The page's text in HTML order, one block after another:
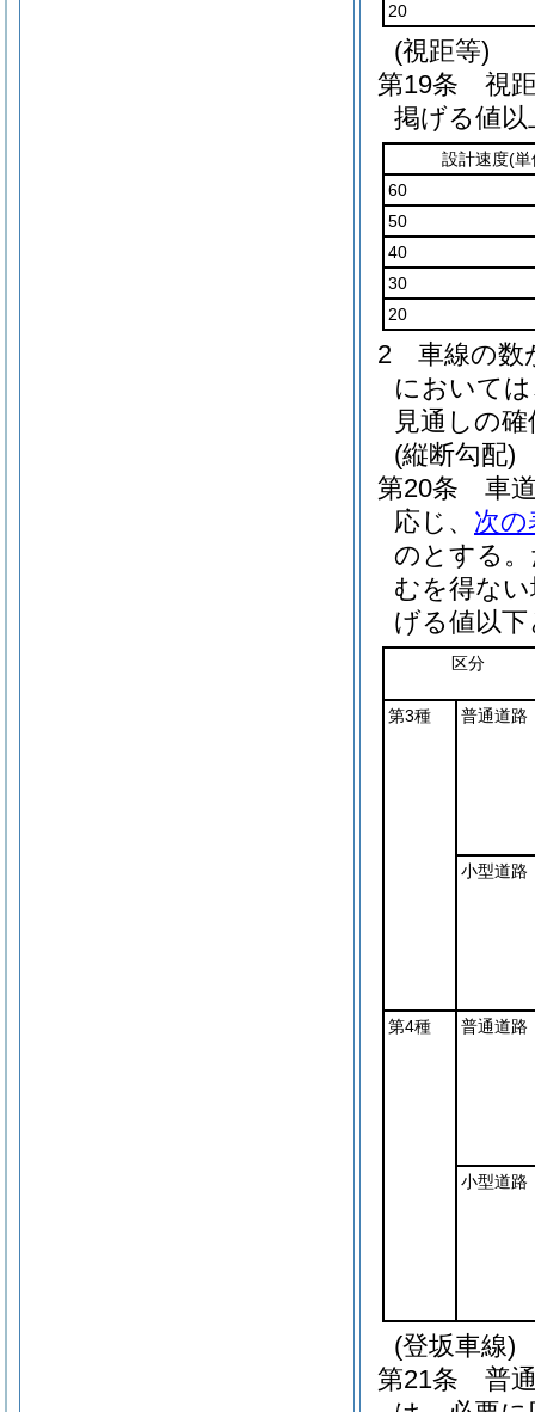
20
(視距等)
第19条
視
掲げる値
設計速度(単
60
50
40
30
20
2
車線の数
において
見通しの
(縦断勾配)
第20条
車
応じ、 次の
のとする。
むを得な
げる値以
区分
第3種 普通道路
小型道路
第4種 普通道路
小型道路
(登坂車線)
第21条
普